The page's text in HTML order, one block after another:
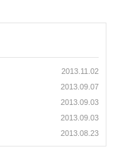
2013.11.02
2013.09.07
2013.09.03
2013.09.03
2013.08.23